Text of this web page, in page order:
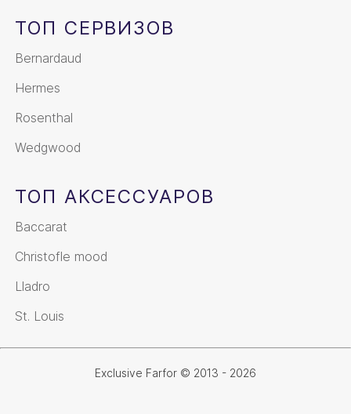
ТОП СЕРВИЗОВ
Bernardaud
Hermes
Rosenthal
Wedgwood
ТОП АКСЕССУАРОВ
Baccarat
Christofle mood
Lladro
St. Louis
Exclusive Farfor © 2013 - 2026